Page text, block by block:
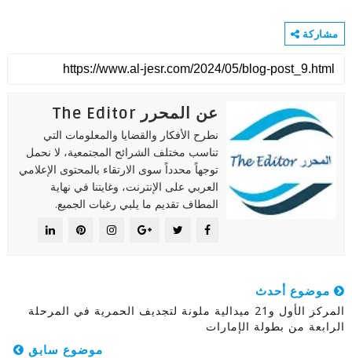
مشاركة
عن المحرر The Editor
نطرح الأفكار والقضايا والمعلومات التي
تناسب مختلف الشرائح المجتمعية، لا نحمل
توجهاً محدداً سوى الارتقاء بالمحتوى الإعلامي
العربي على الإنترنت، وغايتنا في نهاية
المطاف تقديم ما يلبي رغبات الجميع.
موضوع أحدث
المركز الأول و21 ميدالية ملونة لتجديف الحمرية في المرحلة
الرابعة من بطولة الإمارات
موضوع سابق